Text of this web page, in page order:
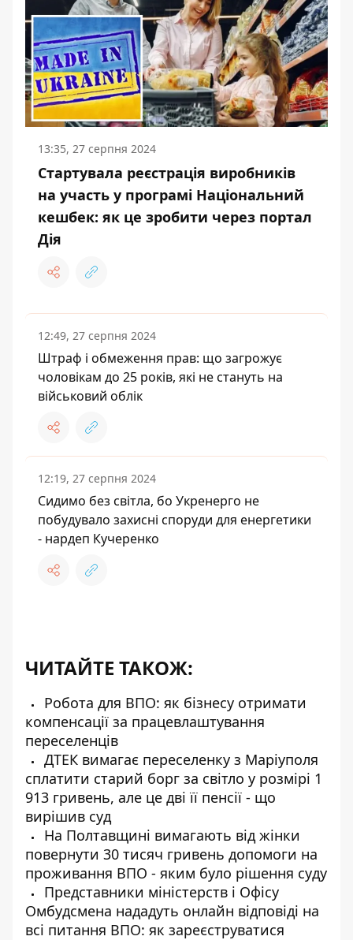
13:35, 27 серпня 2024
Стартувала реєстрація виробників
на участь у програмі Національний
кешбек: як це зробити через портал
Дія
12:49, 27 серпня 2024
Штраф і обмеження прав: що загрожує
чоловікам до 25 років, які не стануть на
військовий облік
12:19, 27 серпня 2024
Сидимо без світла, бо Укренерго не
побудувало захисні споруди для енергетики
- нардеп Кучеренко
ЧИТАЙТЕ ТАКОЖ:
Робота для ВПО: як бізнесу отримати
компенсації за працевлаштування
переселенців
ДТЕК вимагає переселенку з Маріуполя
сплатити старий борг за світло у розмірі 1
913 гривень, але це дві її пенсії - що
вирішив суд
На Полтавщині вимагають від жінки
повернути 30 тисяч гривень допомоги на
проживання ВПО - яким було рішення суду
Представники міністерств і Офісу
Омбудсмена нададуть онлайн відповіді на
всі питання ВПО: як зареєструватися